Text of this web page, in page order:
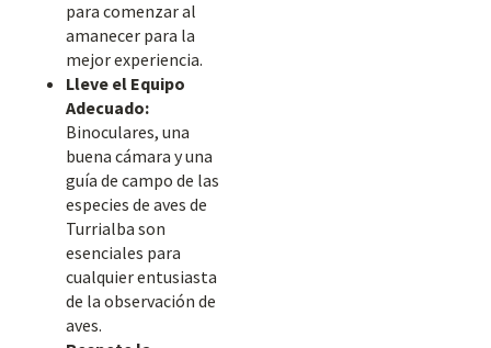
para comenzar al
amanecer para la
mejor experiencia.
Lleve el Equipo
Adecuado:
Binoculares, una
buena cámara y una
guía de campo de las
especies de aves de
Turrialba son
esenciales para
cualquier entusiasta
de la observación de
aves.